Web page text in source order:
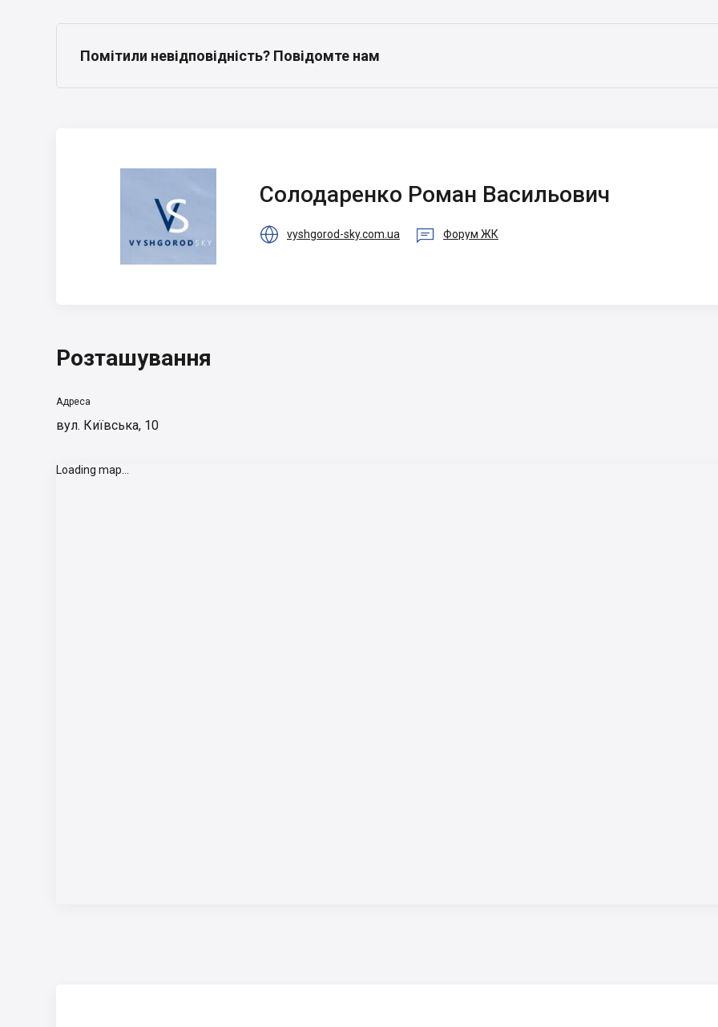
Помітили невідповідність? Повідомте нам
Васильович
Солодаренко Роман Васильович
 vyshgorod-sky.com.ua  Форум ЖК
Розташування
Адреса
вул. Київська, 10
Loading map...